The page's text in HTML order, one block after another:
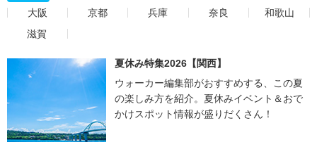
大阪
京都 兵庫 奈良
和歌山
滋賀
夏休み特集2026【関西】
ウォーカー編集部がおすすめする、この夏
の楽しみ方を紹介。夏休みイベント＆おで
かけスポット情報が盛りだくさん！